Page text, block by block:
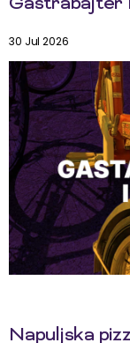
30 Jul 2026
Napuljska